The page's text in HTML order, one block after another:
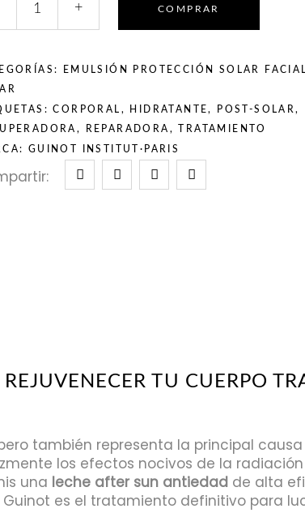
+ COMPRAR
EMULSIÓN PROTECCIÓN SOLAR FACIAL
CORPORAL , HIDRATANTE, POST-SOLAR,
, REPARADORA , TRATAMIENTO
GUINOT INSTITUT·PARIS
TU CUERPO
también representa la principal
los efectos nocivos de la radiación
una leche after sun antiedad de alta
es el tratamiento definitivo para